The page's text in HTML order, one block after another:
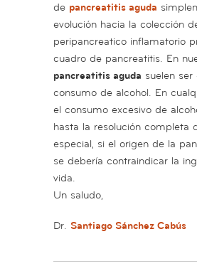
de pancreatitis aguda
evolución hacia la colección
peripancreatico inflamatorio
cuadro de pancreatitis. En
pancreatitis aguda suelen
consumo de alcohol. En
el consumo excesivo de
hasta la resolución completa
especial, si el origen de la
se debería contraindicar la
vida.
Un saludo,
Dr. Santiago Sánchez Cabús